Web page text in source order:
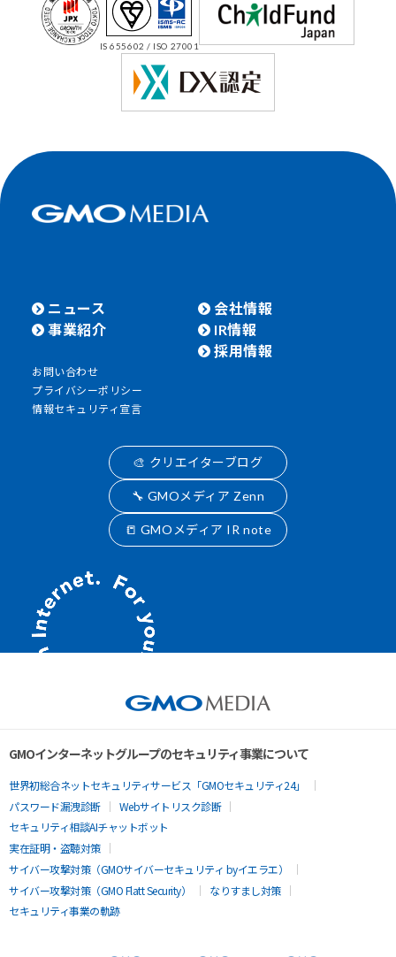
IS 655602 / ISO 27001
ニュース
事業紹介
会社情報
IR情報
採用情報
お問い合わせ
プライバシーポリシー
情報セキュリティ宣言
🎨 クリエイターブログ
🔧 GMOメディア Zenn
📒 GMOメディア IR note
GMOインターネットグループのセキュリティ事業について
世界初総合ネットセキュリティサービス「GMOセキュリティ24」
パスワード漏洩診断
Webサイトリスク診断
セキュリティ相談AIチャットボット
実在証明・盗聴対策
サイバー攻撃対策（GMOサイバーセキュリティ byイエラエ）
サイバー攻撃対策（GMO Flatt Security）
なりすまし対策
セキュリティ事業の軌跡